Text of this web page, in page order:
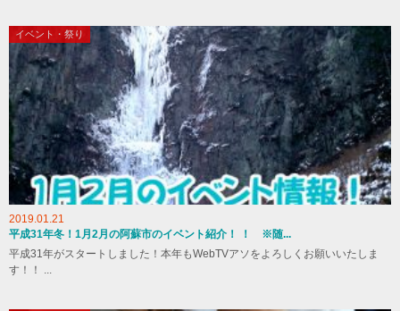
イベント・祭り
2019.01.21
平成31年冬！1月2月の阿蘇市のイベント紹介！ ！ ※随...
平成31年がスタートしました！本年もWebTVアソをよろしくお願いいたしま
す！！ ...